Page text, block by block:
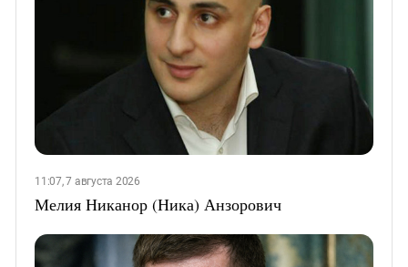
11:07, 7 августа 2026
Мелия Никанор (Ника) Анзорович